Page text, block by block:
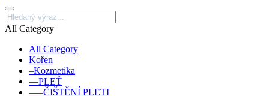
All Category
All Category
Kořen
–Kozmetika
––PLEŤ
–––ČIŠTĚNÍ PLETI